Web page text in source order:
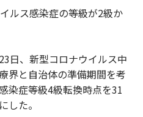
ルス感染症の等級が2級か
日、新型コロナウイルス中
界と自治体の準備期間を考
染症等級4級転換時点を31
した。